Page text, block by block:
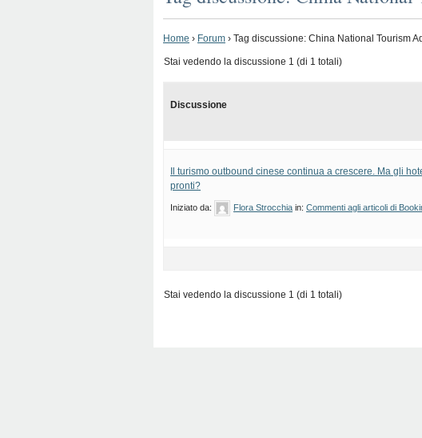
Home › Forum › Tag discussione: China National Tourism
Stai vedendo la discussione 1 (di 1 totali)
Discussione
Il turismo outbound cinese continua a crescere. Ma gli
pronti?
Iniziato da: Flora Strocchia in: Commenti agli articoli di
Stai vedendo la discussione 1 (di 1 totali)